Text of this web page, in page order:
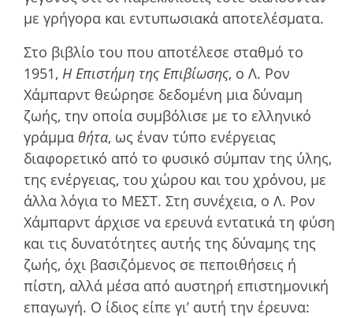
µε γρήγορα και εντυπωσιακά αποτελέσµατα.
Στο βιβλίο του που αποτέλεσε σταθµό το
1951, Η Επιστήµη της Επιβίωσης, ο Λ. Ρον
Χάμπαρντ θεώρησε δεδοµένη µια δύναµη
ζωής, την οποία συµβόλισε µε το ελληνικό
γράµµα θήτα, ως έναν τύπο ενέργειας
διαφορετικό από το φυσικό σύµπαν της ύλης,
της ενέργειας, του χώρου και του χρόνου, µε
άλλα λόγια το ΜΕΣΤ. Στη συνέχεια, ο Λ. Ρον
Χάμπαρντ άρχισε να ερευνά εντατικά τη φύση
και τις δυνατότητες αυτής της δύναµης της
ζωής, όχι βασιζόµενος σε πεποιθήσεις ή
πίστη, αλλά µέσα από αυστηρή επιστηµονική
επαγωγή. Ο ίδιος είπε γι’ αυτή την έρευνα: